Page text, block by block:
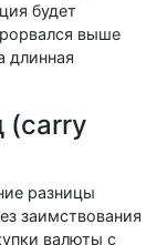
будет
выше
длинная
(carry
разницы
заимствования
валюты с